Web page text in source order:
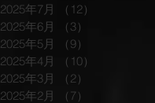
2025年7月
（12）
2025年6月
（3）
2025年5月
（9）
2025年4月
（10）
2025年3月
（2）
2025年2月
（7）